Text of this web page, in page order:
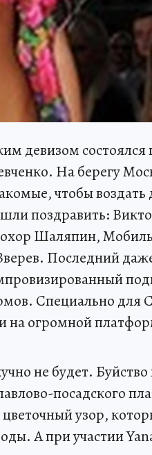
девизом состоялся
На берегу
чтобы
поздравить:
Шаляпин,
Последний
Специально для
на огромной
не будет. Буйство
посадского
узор,
А при участии